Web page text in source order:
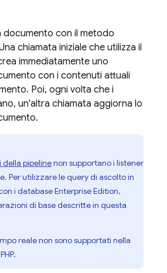
documento con il metodo
chiamata iniziale che utilizza il
immediatamente uno
con i contenuti attuali
Poi, ogni volta che i
un'altra chiamata aggiorna lo
della pipelinenon supportano i listener
Per utilizzare le query di ascolto in
i database Enterprise Edition,
di base descritte in questa
reale non sono supportati nella